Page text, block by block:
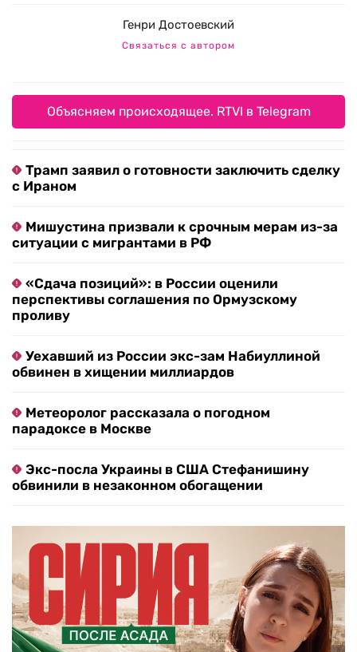
Генри Достоевский
Связаться с автором
Объясняем происходящее. RTVI в Telegram
Трамп заявил о готовности заключить сделку
с Ираном
Мишустина призвали к срочным мерам из-за
ситуации с мигрантами в РФ
«Сдача позиций»: в России оценили
перспективы соглашения по Ормузскому
проливу
Уехавший из России экс-зам Набиуллиной
обвинен в хищении миллиардов
Метеоролог рассказала о погодном
парадоксе в Москве
Экс-посла Украины в США Стефанишину
обвинили в незаконном обогащении